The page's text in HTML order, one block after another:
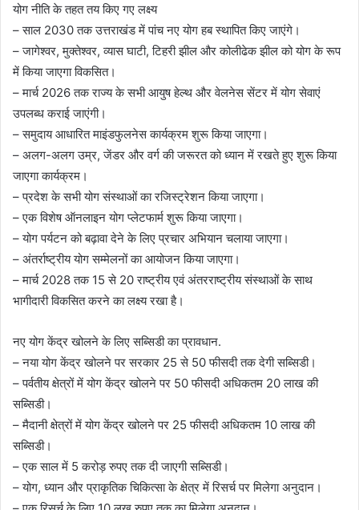
योग नीति के तहत तय किए गए लक्ष्य
– साल 2030 तक उत्तराखंड में पांच नए योग हब स्थापित किए जाएंगे।
– जागेश्वर, मुक्तेश्वर, व्यास घाटी, टिहरी झील और कोलीढेक झील को योग के रूप
में किया जाएगा विकसित।
– मार्च 2026 तक राज्य के सभी आयुष हेल्थ और वेलनेस सेंटर में योग सेवाएं
उपलब्ध कराई जाएंगी।
– समुदाय आधारित माइंडफुलनेस कार्यक्रम शुरू किया जाएगा।
– अलग-अलग उम्र, जेंडर और वर्ग की जरूरत को ध्यान में रखते हुए शुरू किया
जाएगा कार्यक्रम।
– प्रदेश के सभी योग संस्थाओं का रजिस्ट्रेशन किया जाएगा।
– एक विशेष ऑनलाइन योग प्लेटफार्म शुरू किया जाएगा।
– योग पर्यटन को बढ़ावा देने के लिए प्रचार अभियान चलाया जाएगा।
– अंतर्राष्ट्रीय योग सम्मेलनों का आयोजन किया जाएगा।
– मार्च 2028 तक 15 से 20 राष्ट्रीय एवं अंतरराष्ट्रीय संस्थाओं के साथ
भागीदारी विकसित करने का लक्ष्य रखा है।
नए योग केंद्र खोलने के लिए सब्सिडी का प्रावधान.
– नया योग केंद्र खोलने पर सरकार 25 से 50 फीसदी तक देगी सब्सिडी।
– पर्वतीय क्षेत्रों में योग केंद्र खोलने पर 50 फीसदी अधिकतम 20 लाख की
सब्सिडी।
– मैदानी क्षेत्रों में योग केंद्र खोलने पर 25 फीसदी अधिकतम 10 लाख की
सब्सिडी।
– एक साल में 5 करोड़ रुपए तक दी जाएगी सब्सिडी।
– योग, ध्यान और प्राकृतिक चिकित्सा के क्षेत्र में रिसर्च पर मिलेगा अनुदान।